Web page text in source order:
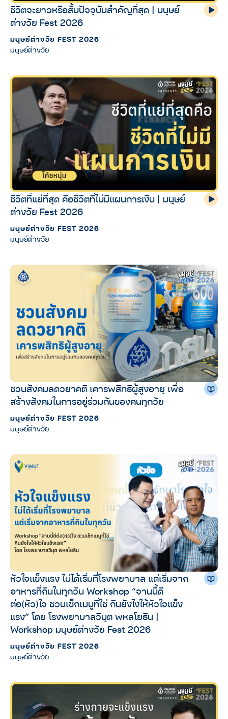
ชีวิตจะยาวหรือสั้นปัจจุบันสำคัญที่สุด | มนุษย์
ต่างวัย Fest 2026
มนุษย์ต่างวัย FEST 2026
มนุษย์ต่างวัย
ชีวิตที่แย่ที่สุด คือชีวิตที่ไม่มีแผนการเงิน | มนุษย์
ต่างวัย Fest 2026
มนุษย์ต่างวัย FEST 2026
มนุษย์ต่างวัย
ชวนสังคมลดวยาคติ เคารพสิทธิผู้สูงอายุ เพื่อ
สร้างสังคมในการอยู่ร่วมกันของคนทุกวัย
มนุษย์ต่างวัย FEST 2026
มนุษย์ต่างวัย
หัวใจแข็งแรง ไม่ได้เริ่มที่โรงพยาบาล แต่เริ่มจาก
อาหารที่กินในทุกวัน Workshop “จานนี้ดี
ต่อ(หัว)ใจ ชวนเช็กเมนูที่ใช่ กินยังไงให้หัวใจแข็ง
แรง” โดย โรงพยาบาลวิมุต พหลโยธิน |
Workshop มนุษย์ต่างวัย Fest 2026
มนุษย์ต่างวัย FEST 2026
มนุษย์ต่างวัย